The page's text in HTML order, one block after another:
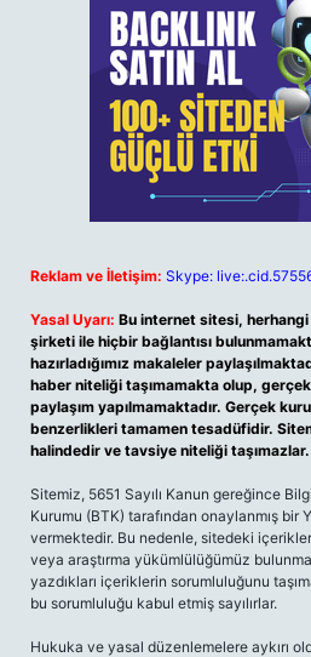
Reklam ve İletişim: Skype:
Yasal Uyarı: Bu internet sitesi,
şirketi ile hiçbir bağlantısı
hazırladığımız makaleler
haber niteliği taşımamakta olup,
paylaşım yapılmamaktadır. Gerçek
benzerlikleri tamamen tesadüfidir.
halindedir ve tavsiye niteliği taşımazlar.
Sitemiz, 5651 Sayılı Kanun gereğince
Kurumu (BTK) tarafından onaylanmış bir
vermektedir. Bu nedenle, sitedeki
veya araştırma yükümlülüğümüz
yazdıkları içeriklerin sorumluluğunu
bu sorumluluğu kabul etmiş sayılırlar.
Hukuka ve yasal düzenlemelere aykırı